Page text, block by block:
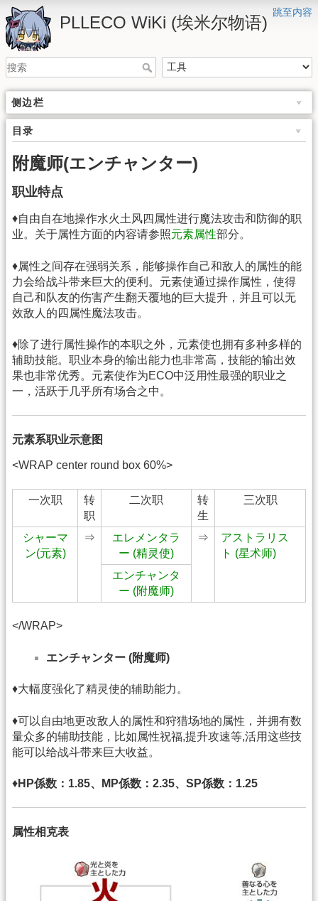
跳至内容
PLLECO WiKi (埃米尔物语)
侧边栏
目录
附魔师(エンチャンター)
职业特点
♦自由自在地操作水火土风四属性进行魔法攻击和防御的职
业。关于属性方面的内容请参照元素属性部分。
♦属性之间存在强弱关系，能够操作自己和敌人的属性的能
力会给战斗带来巨大的便利。元素使通过操作属性，使得
自己和队友的伤害产生翻天覆地的巨大提升，并且可以无
效敌人的四属性魔法攻击。
♦除了进行属性操作的本职之外，元素使也拥有多种多样的
辅助技能。职业本身的输出能力也非常高，技能的输出效
果也非常优秀。元素使作为ECO中泛用性最强的职业之
一，活跃于几乎所有场合之中。
元素系职业示意图
<WRAP center round box 60%>
一次职
转
职
二次职
转
生
三次职
シャーマ
ン(元素)
⇒
エレメンタラ
ー (精灵使)
⇒
アストラリス
ト (星术师)
エンチャンタ
ー (附魔师)
</WRAP>
エンチャンター (附魔师)
♦大幅度强化了精灵使的辅助能力。
♦可以自由地更改敌人的属性和狩猎场地的属性，并拥有数
量众多的辅助技能，比如属性祝福,提升攻速等,活用这些技
能可以给战斗带来巨大收益。
♦HP係数：1.85、MP係数：2.35、SP係数：1.25
属性相克表